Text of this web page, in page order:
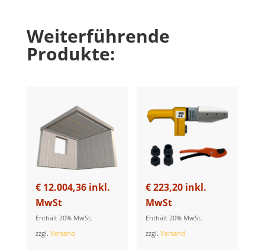
Weiterführende
Produkte:
€12.004,36 inkl.
MwSt
Enthält 20% MwSt.
zzgl. Versand
€223,20 inkl.
MwSt
Enthält 20% MwSt.
zzgl.Versand